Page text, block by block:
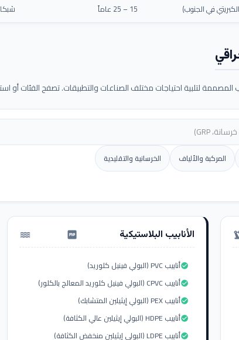
في الجنوب) 15 – 25 عاماً
لتلبية احتياجات مختلف الصناعات والتطبيقات. تصفح الفئات أو
المركبة والألياف الخرسانية والتقليدية
الأنابيب البلاستيكية water_pump
أنابيب PVC (البولي فينيل كلوريد)check_circle
أنابيب CPVC (البولي فينيل كلوريد المعالج بالكلور)check_circle
أنابيب PEX (البولي إيثيلين المتشابك)check_circle
أنابيب HDPE (البولي إيثيلين عالي الكثافة)check_circle
أنابيب LDPE (البولي إيثيلين منخفض الكثافة)check_circle